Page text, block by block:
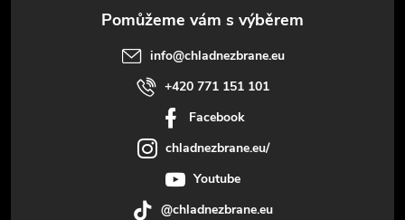
info@chladnezbrane.eu
+420 771 151 101
Facebook
chladnezbrane.eu/
Youtube
@chladnezbrane.eu